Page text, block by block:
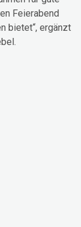
Feierabend
bietet“, ergänzt